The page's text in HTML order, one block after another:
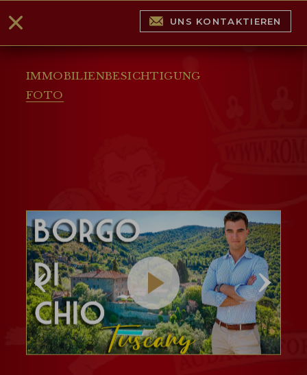
IMMOBILIENBESICHTIGUNG
FOTO
UNS KONTAKTIEREN